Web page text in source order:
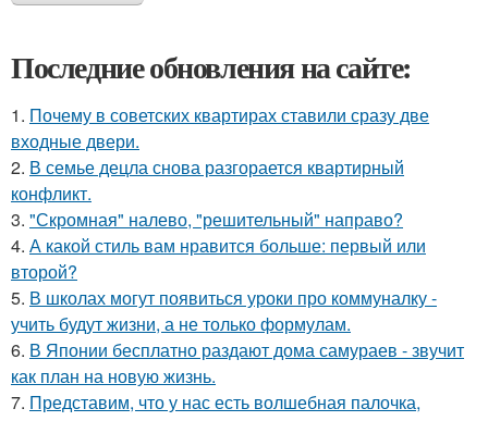
Последние обновления на сайте:
1. Почему в советских квартирах ставили сразу две
входные двери.
2. В семье децла снова разгорается квартирный
конфликт.
3. "Скромная" налево, "решительный" направо?
4. А какой стиль вам нравится больше: первый или
второй?
5. В школах могут появиться уроки про коммуналку -
учить будут жизни, а не только формулам.
6. В Японии бесплатно раздают дома самураев - звучит
как план на новую жизнь.
7. Представим, что у нас есть волшебная палочка,